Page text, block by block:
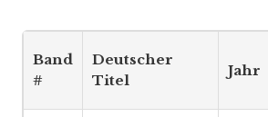
Band
#
Deutscher
Titel
Jahr